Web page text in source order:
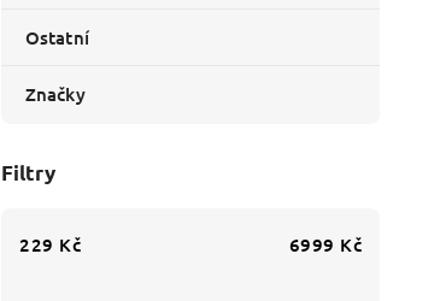
Ostatní
Značky
Filtry
229 Kč 6999 Kč